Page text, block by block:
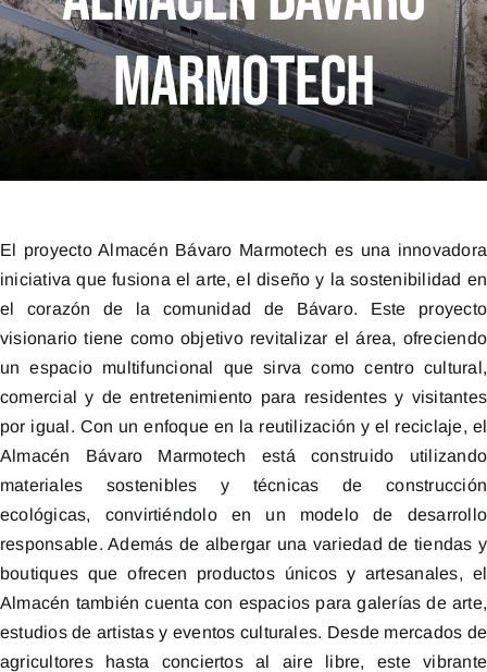
Contactos
Pádel Por Una Causa
Marmotech
El proyecto Almacén Bávaro Marmotech es una innovadora
iniciativa que fusiona el arte, el diseño y la sostenibilidad en
el corazón de la comunidad de Bávaro. Este proyecto
visionario tiene como objetivo revitalizar el área, ofreciendo
un espacio multifuncional que sirva como centro cultural,
comercial y de entretenimiento para residentes y visitantes
por igual. Con un enfoque en la reutilización y el reciclaje, el
Almacén Bávaro Marmotech está construido utilizando
materiales sostenibles y técnicas de construcción
ecológicas, convirtiéndolo en un modelo de desarrollo
responsable. Además de albergar una variedad de tiendas y
boutiques que ofrecen productos únicos y artesanales, el
Almacén también cuenta con espacios para galerías de arte,
estudios de artistas y eventos culturales. Desde mercados de
agricultores hasta conciertos al aire libre, este vibrante